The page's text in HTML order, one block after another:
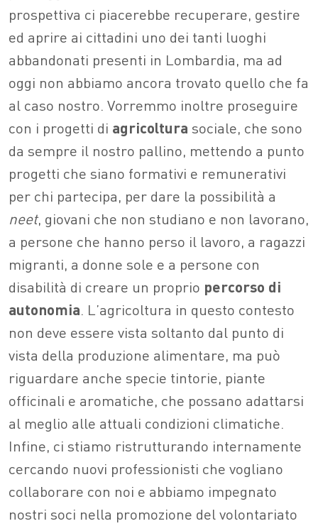
prospettiva ci piacerebbe recuperare, gestire
ed aprire ai cittadini uno dei tanti luoghi
abbandonati presenti in Lombardia, ma ad
oggi non abbiamo ancora trovato quello che fa
al caso nostro. Vorremmo inoltre proseguire
con i progetti di agricoltura sociale, che sono
da sempre il nostro pallino, mettendo a punto
progetti che siano formativi e remunerativi
per chi partecipa, per dare la possibilità a
neet, giovani che non studiano e non lavorano,
a persone che hanno perso il lavoro, a ragazzi
migranti, a donne sole e a persone con
disabilità di creare un proprio percorso di
autonomia. L’agricoltura in questo contesto
non deve essere vista soltanto dal punto di
vista della produzione alimentare, ma può
riguardare anche specie tintorie, piante
officinali e aromatiche, che possano adattarsi
al meglio alle attuali condizioni climatiche.
Infine, ci stiamo ristrutturando internamente
cercando nuovi professionisti che vogliano
collaborare con noi e abbiamo impegnato
nostri soci nella promozione del volontariato